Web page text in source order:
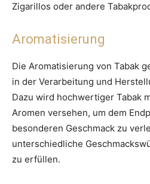
Zigarillos oder andere
Aromatisierung
Die Aromatisierung von Tabak
in der Verarbeitung und
Dazu wird hochwertiger Tabak
Aromen versehen, um dem
besonderen Geschmack zu
unterschiedliche
zu erfüllen.